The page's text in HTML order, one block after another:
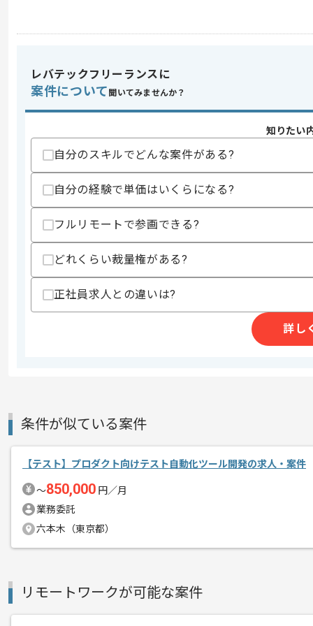
スキル
・ソフトウェア常駐の基本知見
・クライアントへの説明や報告経験
・アジャイル開発環境での作業経験ま
スキルに不安がある方へ
上記に似た経験やスキルをお持ちであれば申
その他募集要項
商談回数
2回
2026/06/01
テスト実行の経験を活かすことができま
ご経験と実績に応じて別案件のご提案
レバテックフリーランスに
案件について 聞いてみませんか？
知りたい
自分のスキルでどんな案件がある?
自分の経験で単価はいくらになる?
フルリモートで参画できる?
どれくらい裁量権がある?
正社員求人との違いは?
詳し
条件が似ている案件
【テスト】プロダクト向けテスト自動化ツール開発の求人・案件
〜850,000 円／月
業務委託
六本木（東京都）
リモートワークが可能な案件